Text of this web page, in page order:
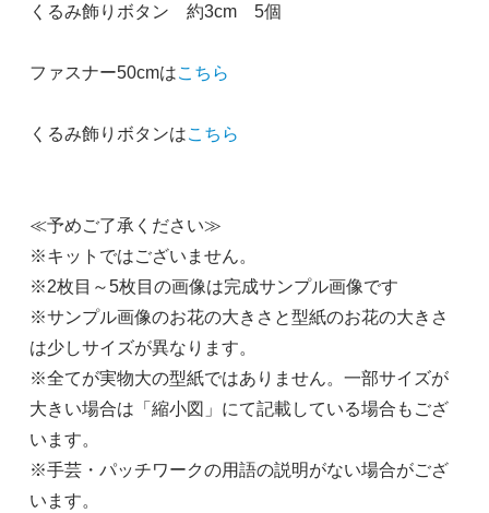
くるみ飾りボタン 約3cm 5個
ファスナー50cmはこちら
くるみ飾りボタンはこちら
≪予めご了承ください≫
※キットではございません。
※2枚目～5枚目の画像は完成サンプル画像です
※サンプル画像のお花の大きさと型紙のお花の大きさ
は少しサイズが異なります。
※全てが実物大の型紙ではありません。一部サイズが
大きい場合は「縮小図」にて記載している場合もござ
います。
※手芸・パッチワークの用語の説明がない場合がござ
います。